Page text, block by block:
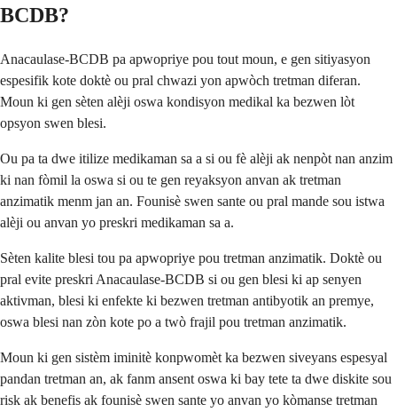
BCDB?
Anacaulase-BCDB pa apwopriye pou tout moun, e gen sitiyasyon
espesifik kote doktè ou pral chwazi yon apwòch tretman diferan.
Moun ki gen sèten alèji oswa kondisyon medikal ka bezwen lòt
opsyon swen blesi.
Ou pa ta dwe itilize medikaman sa a si ou fè alèji ak nenpòt nan anzim
ki nan fòmil la oswa si ou te gen reyaksyon anvan ak tretman
anzimatik menm jan an. Founisè swen sante ou pral mande sou istwa
alèji ou anvan yo preskri medikaman sa a.
Sèten kalite blesi tou pa apwopriye pou tretman anzimatik. Doktè ou
pral evite preskri Anacaulase-BCDB si ou gen blesi ki ap senyen
aktivman, blesi ki enfekte ki bezwen tretman antibyotik an premye,
oswa blesi nan zòn kote po a twò frajil pou tretman anzimatik.
Moun ki gen sistèm iminitè konpwomèt ka bezwen siveyans espesyal
pandan tretman an, ak fanm ansent oswa ki bay tete ta dwe diskite sou
risk ak benefis ak founisè swen sante yo anvan yo kòmanse tretman